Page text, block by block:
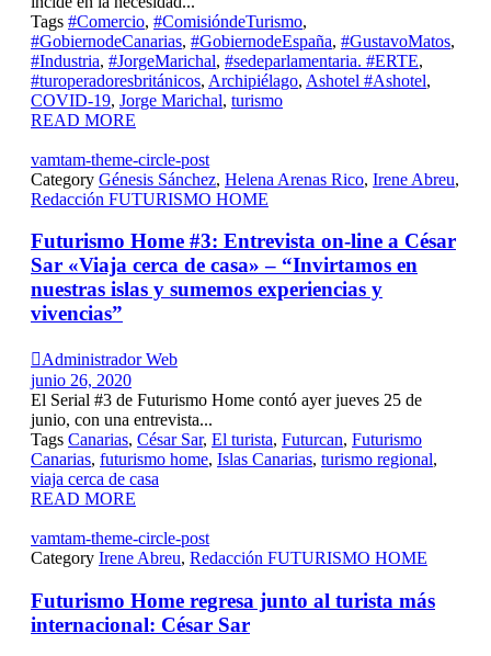
Tags #Comercio, #ComisióndeTurismo,
#GobiernodeCanarias, #GobiernodeEspaña, #GustavoMatos,
#Industria, #JorgeMarichal, #sedeparlamentaria. #ERTE,
#turoperadoresbritánicos, Archipiélago, Ashotel #Ashotel,
COVID-19, Jorge Marichal, turismo
READ MORE
vamtam-theme-circle-post
Category Génesis Sánchez, Helena Arenas Rico, Irene Abreu,
Redacción FUTURISMO HOME
Futurismo Home #3: Entrevista on-line a César
Sar «Viaja cerca de casa» – “Invirtamos en
nuestras islas y sumemos experiencias y
vivencias”
Administrador Web
junio 26, 2020
El Serial #3 de Futurismo Home contó ayer jueves 25 de
junio, con una entrevista...
Tags Canarias, César Sar, El turista, Futurcan, Futurismo
Canarias, futurismo home, Islas Canarias, turismo regional,
viaja cerca de casa
READ MORE
vamtam-theme-circle-post
Category Irene Abreu, Redacción FUTURISMO HOME
Futurismo Home regresa junto al turista más
internacional: César Sar